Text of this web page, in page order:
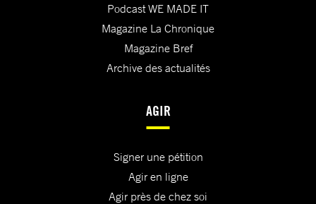
Podcast WE MADE IT
Magazine La Chronique
Magazine Bref
Archive des actualités
AGIR
Signer une pétition
Agir en ligne
Agir près de chez soi